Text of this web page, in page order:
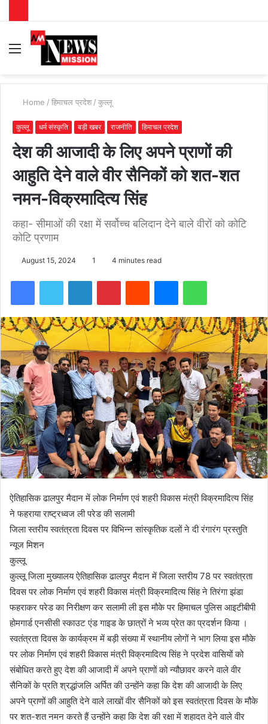
Menu
Home / हिमाचल प्रदेश / कुल्लू
कुल्लू धर्म संस्कृति बड़ी खबर राजनीति हिमाचल प्रदेश
देश की आजादी के लिए अपने प्राणों की
आहुति देने वाले वीर सैनिकों को शत-शत
नमन-विक्रमादित्य सिंह
कहा- सीमाओं की रक्षा में सर्वोच्च बलिदान देने बाले वीरों को कोटि
कोटि प्रणाम
August 15, 2024 1 4 minutes read
ऐतिहासिक ढालपुर मैदान में लोक निर्माण एवं शहरी विकास मंत्री विक्रमादित्य सिंह
ने फहराया राष्ट्रध्वज ली परेड की सलामी
जिला स्तरीय स्वतंत्रता दिवस पर विभिन्न सांस्कृतिक दलों ने दी रंगारंग प्रस्तुति
न्यूज मिशन
कुल्लू
कुल्लू जिला मुख्यालय ऐतिहासिक ढालपुर मैदान में जिला स्तरीय 78 पर स्वतंत्रता
दिवस पर लोक निर्माण एवं शहरी विकास मंत्री विक्रमादित्य सिंह ने तिरंगा झंडा
फहराकर परेड का निरीक्षण कर सलामी ली इस मौके पर हिमाचल पुलिस आइटीबीपी
होमगार्ड एनसीसी स्काउट एंड गाइड के छात्रों ने भव्य प्रेत का प्रदर्शन किया ।
स्वतंत्रता दिवस के कार्यक्रम में बड़ी संख्या में स्थानीय लोगों ने भाग लिया इस मौके
पर लोक निर्माण एवं शहरी विकास मंत्री विक्रमादित्य सिंह ने प्रदेश वासियों को
संबोधित करते हुए देश की आजादी में अपने प्राणों को न्यौछावर करने वाले वीर
सैनिकों के प्रति श्रद्धांजलि अर्पित की उन्होंने कहा कि देश की आजादी के लिए
अपने प्राणों की आहुति देने वाले लाखों वीर सैनिकों को इस स्वतंत्रता दिवस के मौके
पर शत-शत नमन करते हैं उन्होंने कहा कि देश की रक्षा में शहादत देने वाले वीर